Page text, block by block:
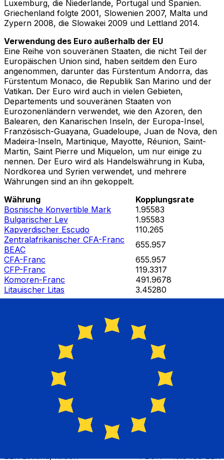
Luxemburg, die Niederlande, Portugal und Spanien.
Griechenland folgte 2001, Slowenien 2007, Malta und
Zypern 2008, die Slowakei 2009 und Lettland 2014.
Verwendung des Euro außerhalb der EU
Eine Reihe von souveränen Staaten, die nicht Teil der
Europäischen Union sind, haben seitdem den Euro
angenommen, darunter das Fürstentum Andorra, das
Fürstentum Monaco, die Republik San Marino und der
Vatikan. Der Euro wird auch in vielen Gebieten,
Departements und souveränen Staaten von
Eurozonenländern verwendet, wie den Azoren, den
Balearen, den Kanarischen Inseln, der Europa-Insel,
Französisch-Guayana, Guadeloupe, Juan de Nova, den
Madeira-Inseln, Martinique, Mayotte, Réunion, Saint-
Martin, Saint Pierre und Miquelon, um nur einige zu
nennen. Der Euro wird als Handelswährung in Kuba,
Nordkorea und Syrien verwendet, und mehrere
Währungen sind an ihn gekoppelt.
Währung
Kopplungsrate
Bosnische Konvertible Mark
1.95583
Bulgarischer Lev
1.95583
Kapverdischer Escudo
110.265
Zentralafrikanischer CFA-Franc
BEAC
655.957
CFA-Franc
655.957
CFP-Franc
119.3317
Komoren-Franc
491.9678
Litauischer Litas
3.45280
Euro-Banknoten und -Münzen begannen 2002 zu
zirkulieren, wobei alte Banknoten und Münzen
schrittweise aus dem Verkehr gezogen wurden. Die
genauen Daten, an denen jede alte Währung ihre
Gültigkeit als Zahlungsmittel verlor, sowie ihre offiziellen
Erbe (alte) Währung
Umrechnung von EUR
ATS Österreich, Schilling
1 EUR = 13.7603 ATS
1 EUR = 40.3399 BEF
CYP Zypern, Pfund
1 EUR = 0.58527 CYP